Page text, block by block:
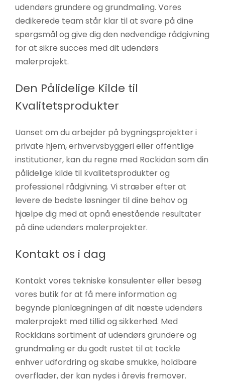
udendørs grundere og grundmaling. Vores
dedikerede team står klar til at svare på dine
spørgsmål og give dig den nødvendige rådgivning
for at sikre succes med dit udendørs
malerprojekt.
Den Pålidelige Kilde til
Kvalitetsprodukter
Uanset om du arbejder på bygningsprojekter i
private hjem, erhvervsbyggeri eller offentlige
institutioner, kan du regne med Rockidan som din
pålidelige kilde til kvalitetsprodukter og
professionel rådgivning. Vi stræber efter at
levere de bedste løsninger til dine behov og
hjælpe dig med at opnå enestående resultater
på dine udendørs malerprojekter.
Kontakt os i dag
Kontakt vores tekniske konsulenter eller besøg
vores butik for at få mere information og
begynde planlægningen af dit næste udendørs
malerprojekt med tillid og sikkerhed. Med
Rockidans sortiment af udendørs grundere og
grundmaling er du godt rustet til at tackle
enhver udfordring og skabe smukke, holdbare
overflader, der kan nydes i årevis fremover.